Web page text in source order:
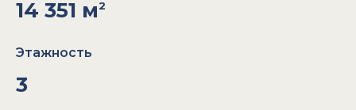
14 351 м2
Этажность
3